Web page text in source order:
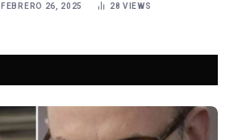
FEBRERO 26, 2025 28VIEWS